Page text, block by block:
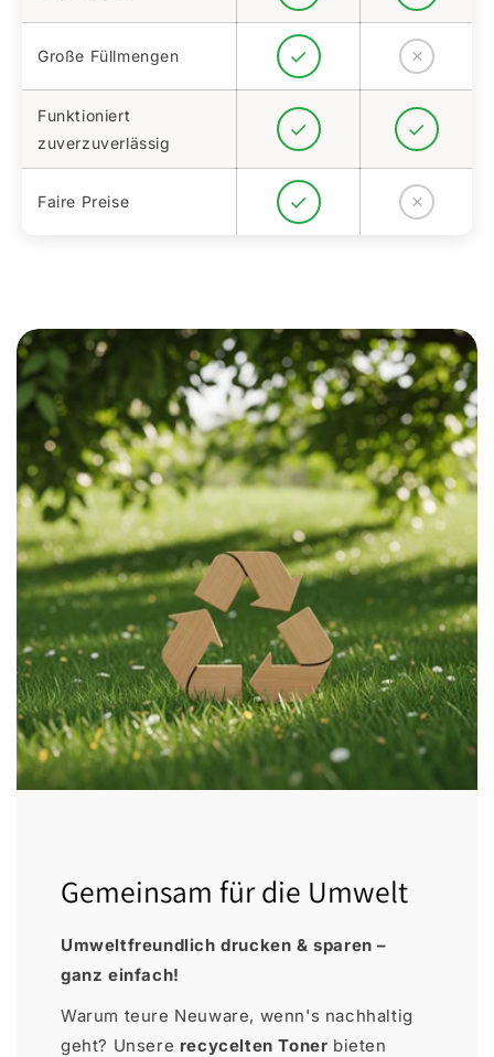
Große Füllmengen
Funktioniert
zuverzuverlässig
Faire Preise
Gemeinsam für die Umwelt
Umweltfreundlich drucken & sparen –
ganz einfach!
Warum teure Neuware, wenn's nachhaltig
geht? Unsere recycelten Toner bieten